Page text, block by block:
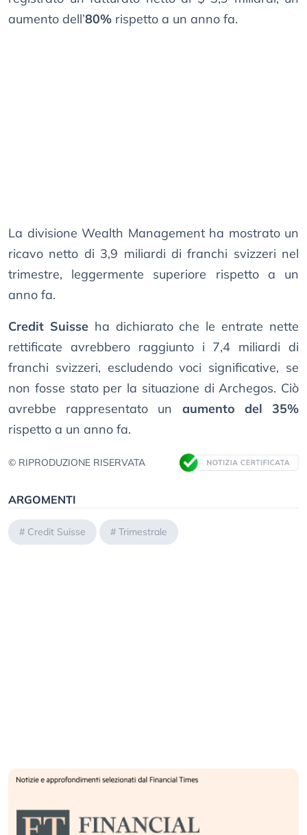
aumento dell’80% rispetto a un anno fa.
La divisione Wealth Management ha mostrato un
ricavo netto di 3,9 miliardi di franchi svizzeri nel
trimestre, leggermente superiore rispetto a un
anno fa.
Credit Suisseha dichiarato che le entrate nette
rettificate avrebbero raggiunto i 7,4 miliardi di
franchi svizzeri, escludendo voci significative, se
non fosse stato per la situazione di Archegos. Ciò
avrebbe rappresentato un aumento del 35%
rispetto a un anno fa.
© RIPRODUZIONE RISERVATA
ARGOMENTI
# Credit Suisse # Trimestrale